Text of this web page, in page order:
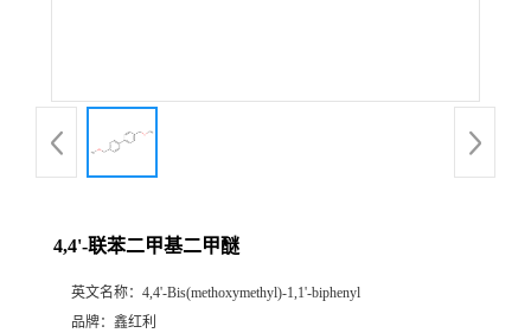
4,4'-联苯二甲基二甲醚
英文名称： 4,4'-Bis(methoxymethyl)-1,1'-biphenyl
品牌： 鑫红利